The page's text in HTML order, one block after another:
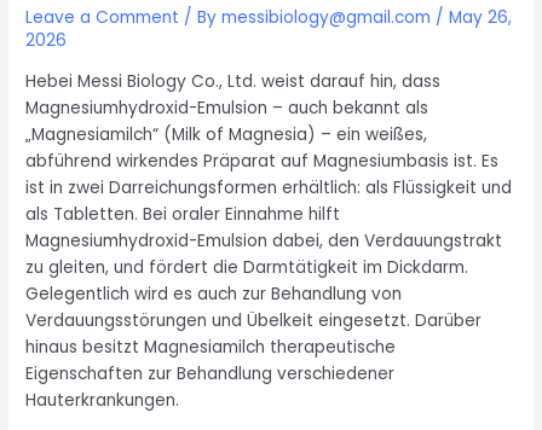
Leave a Comment / Bymessibiology@gmail.com /May 26,
2026
Hebei Messi Biology Co., Ltd. weist darauf hin, dass
Magnesiumhydroxid-Emulsion – auch bekannt als
„Magnesiamilch“ (Milk of Magnesia) – ein weißes,
abführend wirkendes Präparat auf Magnesiumbasis ist. Es
ist in zwei Darreichungsformen erhältlich: als Flüssigkeit und
als Tabletten. Bei oraler Einnahme hilft
Magnesiumhydroxid-Emulsion dabei, den Verdauungstrakt
zu gleiten, und fördert die Darmtätigkeit im Dickdarm.
Gelegentlich wird es auch zur Behandlung von
Verdauungsstörungen und Übelkeit eingesetzt. Darüber
hinaus besitzt Magnesiamilch therapeutische
Eigenschaften zur Behandlung verschiedener
Hauterkrankungen.